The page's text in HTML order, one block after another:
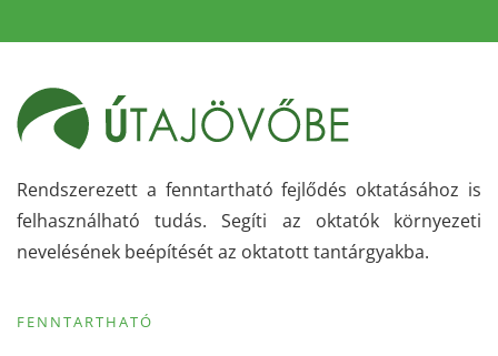
Rendszerezett a fenntartható fejlődés oktatásához is
felhasználható tudás. Segíti az oktatók környezeti
nevelésének beépítését az oktatott tantárgyakba.
FENNTARTHATÓ